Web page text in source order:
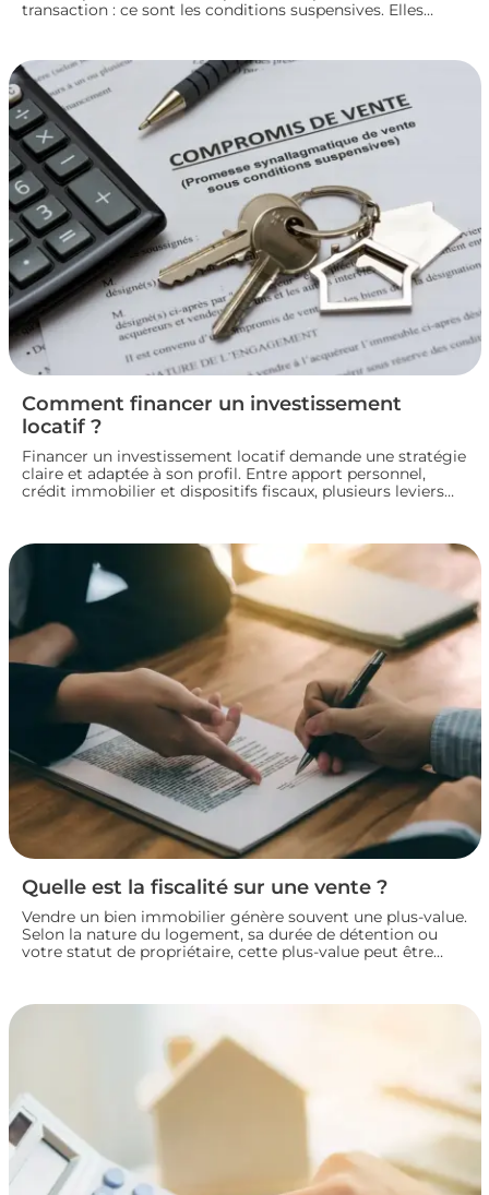
transaction : ce sont les conditions suspensives. Elles
parties jusqu’à la réalisation du projet immobilier. Nous
faisons le point sur leur fonctionnement et leur rôle dans
le bon déroulement d’une transaction immobilière.
Comment financer un investissement
locatif ?
Financer un investissement locatif demande une stratégie
claire et adaptée à son profil. Entre apport personnel,
crédit immobilier et dispositifs fiscaux, plusieurs leviers
solutions pour construire un plan de financement solide
et lancer son investissement locatif dans de bonnes
conditions.
Quelle est la fiscalité sur une vente ?
Vendre un bien immobilier génère souvent une plus-value.
Selon la nature du logement, sa durée de détention ou
votre statut de propriétaire, cette plus-value peut être
exonérations et démarches à connaître avant de signer